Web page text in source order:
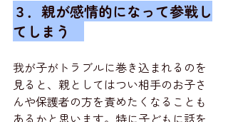
３．親が感情的になって参戦し
てしまう
我が子がトラブルに巻き込まれるのを
見ると、親としてはつい相手のお子さ
んや保護者の方を責めたくなることも
あるかと思います。特に子どもに話を